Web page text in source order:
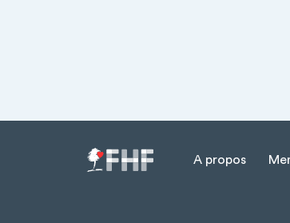
Menu Pied de
A propos